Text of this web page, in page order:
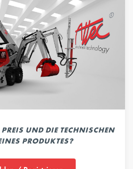
UND DIE TECHNISCHEN
PRODUKTES?